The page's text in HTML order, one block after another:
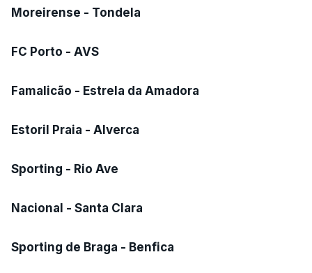
Moreirense - Tondela
FC Porto - AVS
Famalicão - Estrela da Amadora
Estoril Praia - Alverca
Sporting - Rio Ave
Nacional - Santa Clara
Sporting de Braga - Benfica